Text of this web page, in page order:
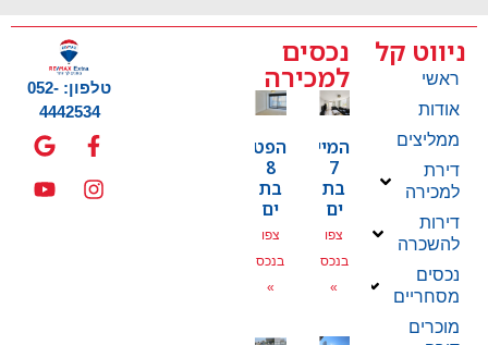
ניווט קל
ראשי
אודות
ממליצים
דירת
למכירה
דירות
להשכרה
נכסים
מסחריים
מוכרים
נכסים
למכירה
המייסדים
7
בת
ים
צפו
בנכס
»
הפטמן
8
בת
ים
צפו
בנכס
»
טלפון: 052-
4442534